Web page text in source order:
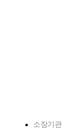
소장기관